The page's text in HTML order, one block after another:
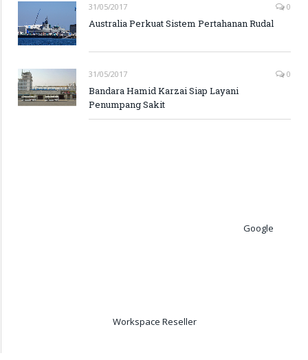
31/05/2017 0
Australia Perkuat Sistem Pertahanan Rudal
31/05/2017 0
Bandara Hamid Karzai Siap Layani
Penumpang Sakit
Google
Workspace Reseller